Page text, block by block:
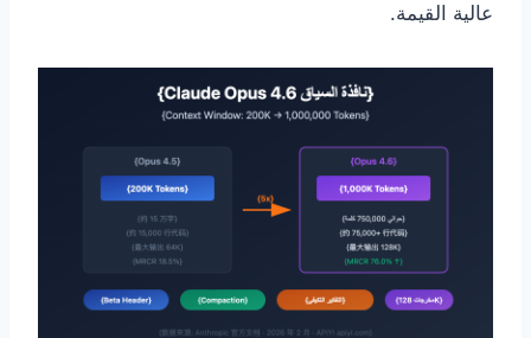
عالية القيمة.